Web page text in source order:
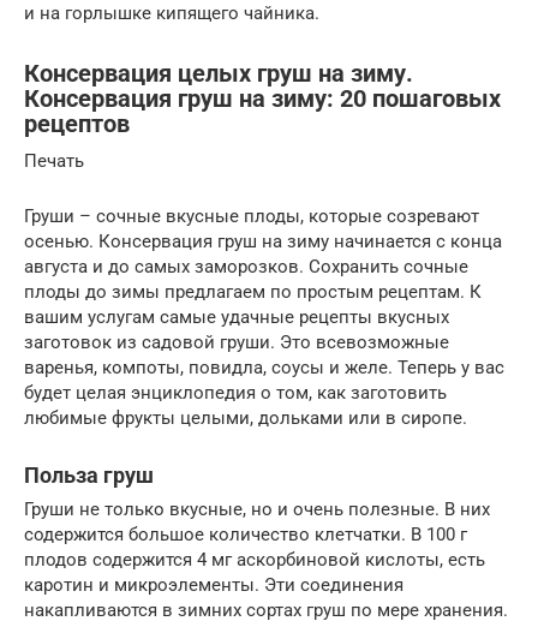
и на горлышке кипящего чайника.
Консервация целых груш на зиму.
Консервация груш на зиму: 20 пошаговых
рецептов
Печать
Груши – сочные вкусные плоды, которые созревают
осенью. Консервация груш на зиму начинается с конца
августа и до самых заморозков. Сохранить сочные
плоды до зимы предлагаем по простым рецептам. К
вашим услугам самые удачные рецепты вкусных
заготовок из садовой груши. Это всевозможные
варенья, компоты, повидла, соусы и желе. Теперь у вас
будет целая энциклопедия о том, как заготовить
любимые фрукты целыми, дольками или в сиропе.
Польза груш
Груши не только вкусные, но и очень полезные. В них
содержится большое количество клетчатки. В 100 г
плодов содержится 4 мг аскорбиновой кислоты, есть
каротин и микроэлементы. Эти соединения
накапливаются в зимних сортах груш по мере хранения.